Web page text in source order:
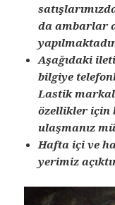
da ambarlar
Aşağıdaki
bilgiye
Lastik
özellikler için
ulaşmanız
Hafta içi ve
yerimiz